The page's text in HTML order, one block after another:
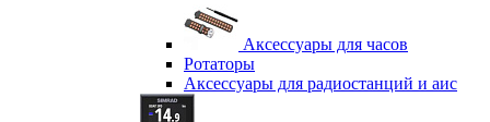
Аксессуары для часов
Ротаторы
Аксессуары для радиостанций и аис